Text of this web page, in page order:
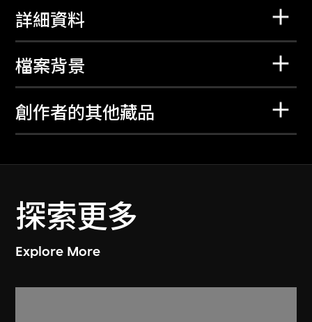
詳細資料
檔案背景
創作者的其他藏品
探索更多
Explore More